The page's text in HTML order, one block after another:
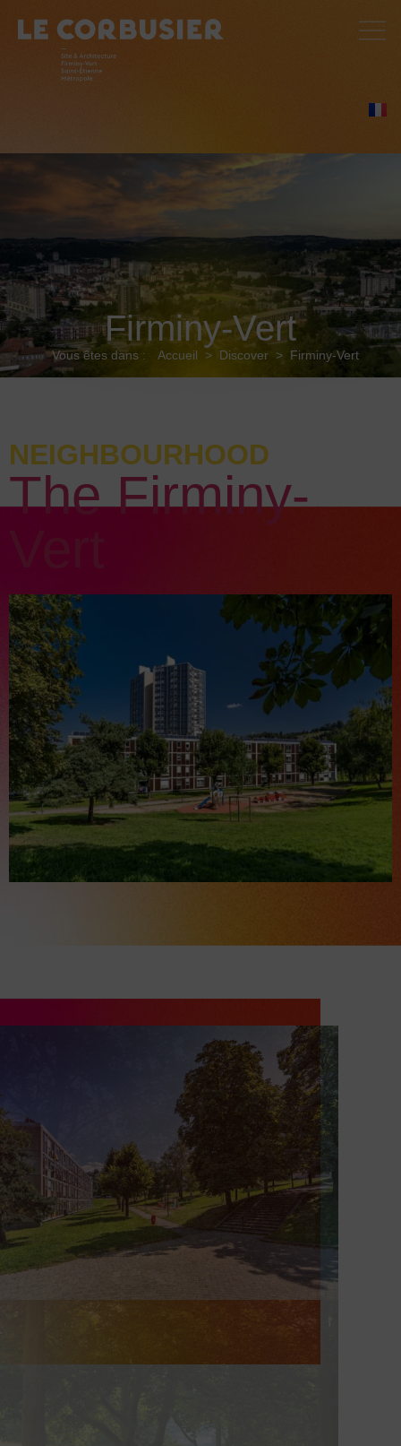
Firminy-Vert
Vous êtes dans : Accueil > Discover > Firminy-Vert
NEIGHBOURHOOD
The Firminy-